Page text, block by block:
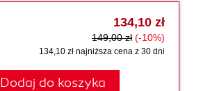
134,10 zł
149,00 zł (-10%)
134,10 zł najniższa cena z 30 dni
Dodaj do koszyka